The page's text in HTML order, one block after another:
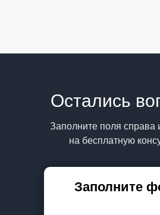
Остались
Заполните поля справа
на бесплатную
Заполните